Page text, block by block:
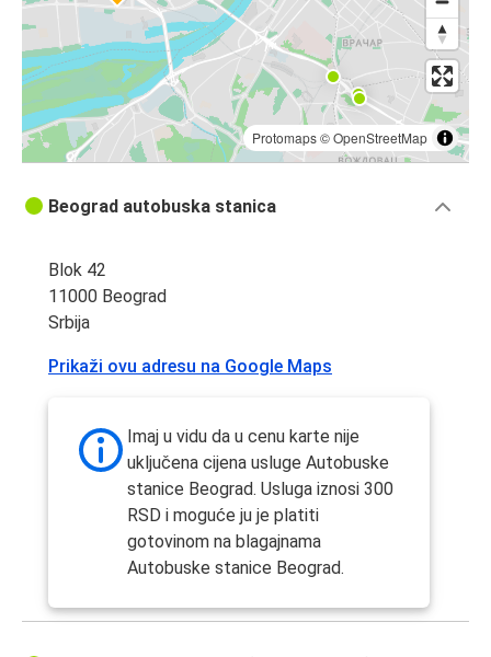
Protomaps©OpenStreetMap
Beograd autobuska stanica
Blok 42
11000 Beograd
Srbija
Prikaži ovu adresu na Google Maps
Imaj u vidu da u cenu karte nije
uključena cijena usluge Autobuske
stanice Beograd. Usluga iznosi 300
RSD i moguće ju je platiti
gotovinom na blagajnama
Autobuske stanice Beograd.